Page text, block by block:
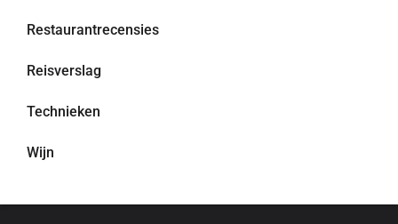
Restaurantrecensies
Reisverslag
Technieken
Wijn